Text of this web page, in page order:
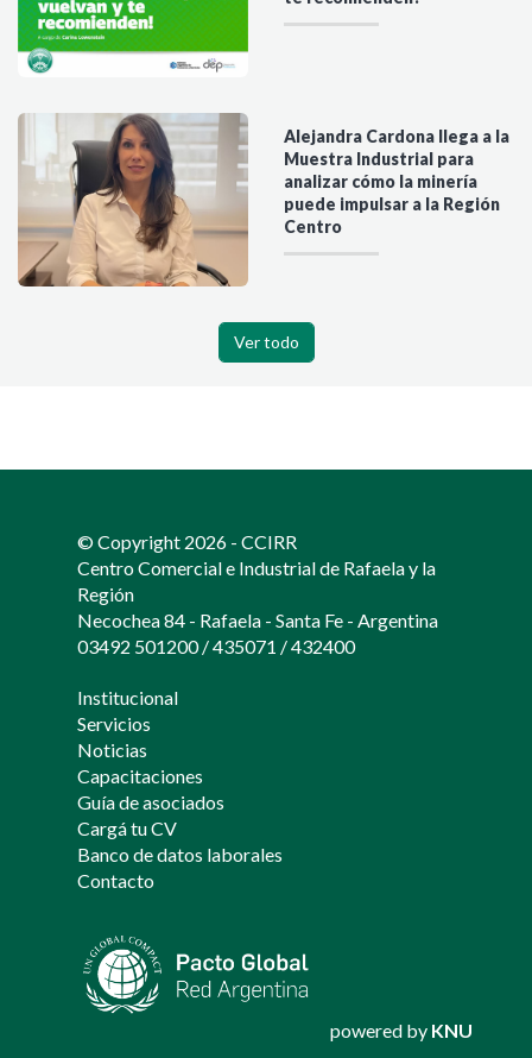
Alejandra Cardona llega a la
Muestra Industrial para
analizar cómo la minería
puede impulsar a la Región
Centro
Ver todo
© Copyright 2026 - CCIRR
Centro Comercial e Industrial de Rafaela y la
Región
Necochea 84 - Rafaela - Santa Fe - Argentina
03492 501200/435071 /432400
Institucional
Servicios
Noticias
Capacitaciones
Guía de asociados
Cargá tu CV
Banco de datos laborales
Contacto
powered by KNU